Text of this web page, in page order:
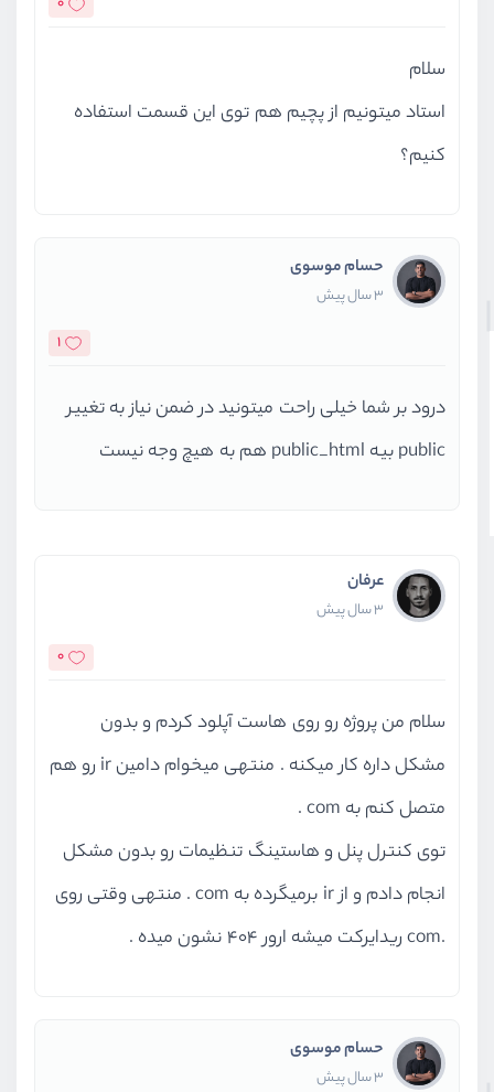
سلام
استاد میتونیم از پچیم هم توی این قسمت استفاده
کنیم؟
حسام موسوی
3 سال پیش
1
درود بر شما خیلی راحت میتونید در ضمن نیاز به تغییر
public بیه public_html هم به هیچ وجه نیست
عرفان
3 سال پیش
0
سلام من پروژه رو روی هاست آپلود کردم و بدون
مشکل داره کار میکنه . منتهی میخوام دامین ir رو هم
متصل کنم به com .
توی کنترل پنل و هاستینگ تنظیمات رو بدون مشکل
انجام دادم و از ir برمیگرده به com . منتهی وقتی روی
.com ریدایرکت میشه ارور 404 نشون میده .
حسام موسوی
3 سال پیش